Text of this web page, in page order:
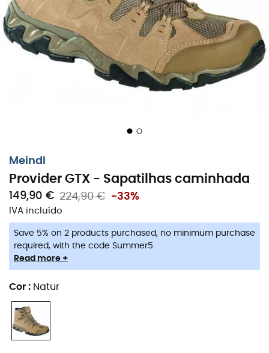
Meindl
Provider GTX - Sapatilhas caminhada
149,90 € 224,90 € -33%
IVA incluído
Save 5% on 2 products purchased, no minimum purchase
required, with the code Summer5.
Read more +
Cor : Natur
urbano, bem como para terrenos arenosos e naturais.
Estas sapatilhas